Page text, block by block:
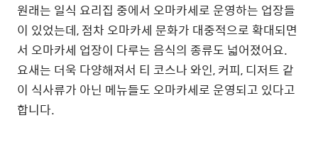
원래는 일식 요리집 중에서 오마카세로 운영하는 업장들
이 있었는데, 점차 오마카세 문화가 대중적으로 확대되면
서 오마카세 업장이 다루는 음식의 종류도 넓어졌어요.
요새는 더욱 다양해져서 티 코스나 와인, 커피, 디저트 같
이 식사류가 아닌 메뉴들도 오마카세로 운영되고 있다고
합니다.